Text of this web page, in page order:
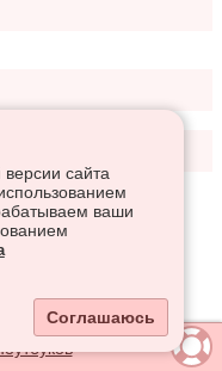
сайта
ваши
Соглашаюсь